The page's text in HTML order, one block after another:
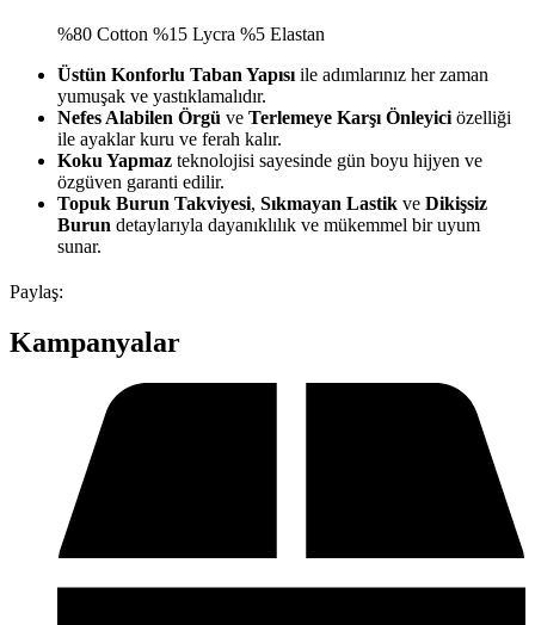
%80 Cotton %15 Lycra %5 Elastan
Üstün Konforlu Taban Yapısı ile adımlarınız her zaman
yumuşak ve yastıklamalıdır.
Nefes Alabilen Örgü ve Terlemeye Karşı Önleyici özelliği
ile ayaklar kuru ve ferah kalır.
Koku Yapmaz teknolojisi sayesinde gün boyu hijyen ve
özgüven garanti edilir.
Topuk Burun Takviyesi, Sıkmayan Lastik ve Dikişsiz
Burun detaylarıyla dayanıklılık ve mükemmel bir uyum
sunar.
Paylaş:
Kampanyalar